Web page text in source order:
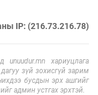
IP: (216.73.216.78)
хариуцлага
зүй зохисгүй зарим
бусдын эрх ашгийг
админ устгах эрхтэй.